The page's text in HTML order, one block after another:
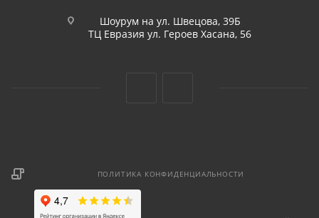
Шоурум на ул. Швецова, 39Б
ТЦ Евразия ул. Героев Хасана, 56
ПОЛИТИКА КОНФИДЕНЦИАЛЬНОСТИ